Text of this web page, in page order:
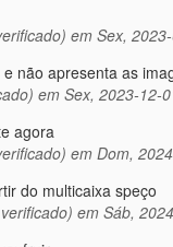
em Sex,
não apresenta as
em Sex, 2023-12-
agora
em Dom,
do multicaixa speço
em Sáb,